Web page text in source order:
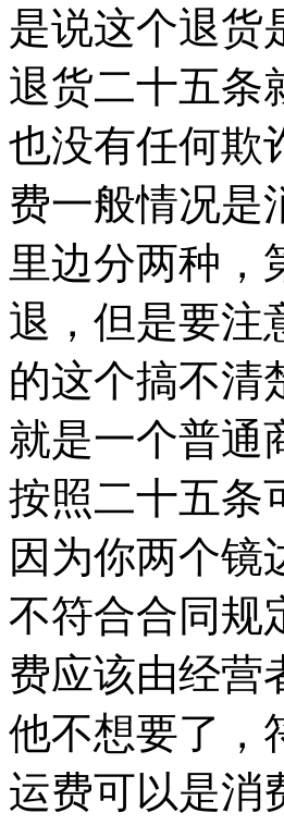
是说这个退货
退货二十五条
也没有任何欺
费一般情况是
里边分两种，
退，但是要注
的这个搞不清
就是一个普通
按照二十五条
因为你两个镜
不符合合同规
费应该由经营
他不想要了，
运费可以是消